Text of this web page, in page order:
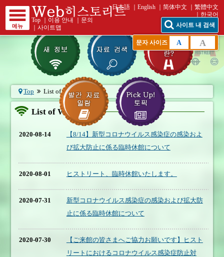
메뉴
Top 이용 안내
문의
｜사이트맵
日本語 English 简体中文
繁體中文
한국어
사이트 내 검색
문자 사이즈 A A
Top List of What's New
List of What's New
2020-08-14
【8/14】新型コロナウイルス感染症の感染およ
び拡大防止に係る臨時休館について
2020-08-01 ヒストリート、臨時休館いたします。
2020-07-31
新型コロナウイルス感染症の感染および拡大防
止に係る臨時休館について
2020-07-30
【ご来館の皆さまへご協力お願いです】ヒスト
リートにおけるコロナウイルス感染症防止対